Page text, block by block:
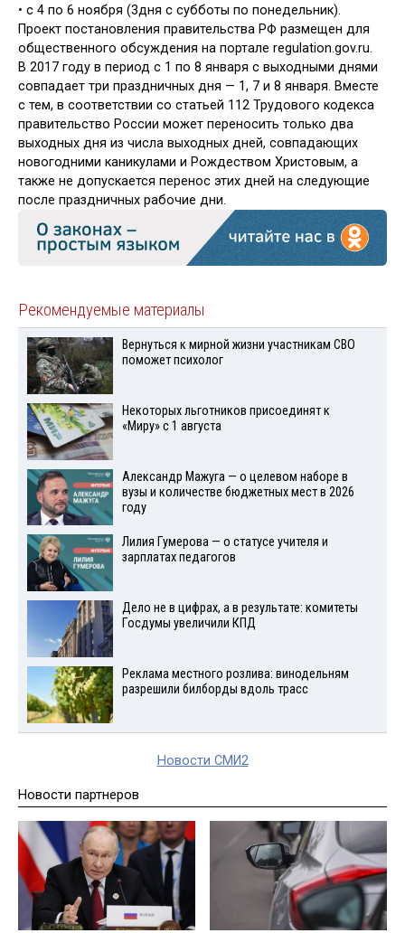
• с 4 по 6 ноября (3дня с субботы по понедельник).
Проект постановления правительства РФ размещен для
общественного обсуждения на портале regulation.gov.ru.
В 2017 году в период с 1 по 8 января с выходными днями
совпадает три праздничных дня — 1, 7 и 8 января. Вместе
с тем, в соответствии со статьей 112 Трудового кодекса
правительство России может переносить только два
выходных дня из числа выходных дней, совпадающих
новогодними каникулами и Рождеством Христовым, а
также не допускается перенос этих дней на следующие
после праздничных рабочие дни.
Рекомендуемые материалы
Вернуться к мирной жизни участникам СВО
поможет психолог
Некоторых льготников присоединят к
«Миру» с 1 августа
Александр Мажуга — о целевом наборе в
вузы и количестве бюджетных мест в 2026
году
Лилия Гумерова — о статусе учителя и
зарплатах педагогов
Дело не в цифрах, а в результате: комитеты
Госдумы увеличили КПД
Реклама местного розлива: винодельням
разрешили билборды вдоль трасс
Новости СМИ2
Новости партнеров